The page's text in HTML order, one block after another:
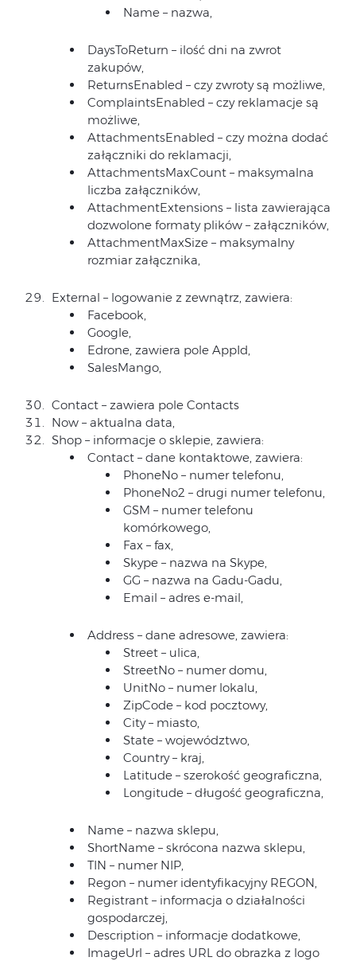
Name – nazwa,
DaysToReturn – ilość dni na zwrot
zakupów,
ReturnsEnabled – czy zwroty są możliwe,
ComplaintsEnabled – czy reklamacje są
możliwe,
AttachmentsEnabled – czy można dodać
załączniki do reklamacji,
AttachmentsMaxCount – maksymalna
liczba załączników,
AttachmentExtensions – lista zawierająca
dozwolone formaty plików – załączników,
AttachmentMaxSize – maksymalny
rozmiar załącznika,
External – logowanie z zewnątrz, zawiera:
Facebook,
Google,
Edrone, zawiera pole AppId,
SalesMango,
Contact – zawiera pole Contacts
Now – aktualna data,
Shop – informacje o sklepie, zawiera:
Contact – dane kontaktowe, zawiera:
PhoneNo – numer telefonu,
PhoneNo2 – drugi numer telefonu,
GSM – numer telefonu
komórkowego,
Fax – fax,
Skype – nazwa na Skype,
GG – nazwa na Gadu-Gadu,
Email – adres e-mail,
Address – dane adresowe, zawiera:
Street – ulica,
StreetNo – numer domu,
UnitNo – numer lokalu,
ZipCode – kod pocztowy,
City – miasto,
State – województwo,
Country – kraj,
Latitude – szerokość geograficzna,
Longitude – długość geograficzna,
Name – nazwa sklepu,
ShortName – skrócona nazwa sklepu,
TIN – numer NIP,
Regon – numer identyfikacyjny REGON,
Registrant – informacja o działalności
gospodarczej,
Description – informacje dodatkowe,
ImageUrl – adres URL do obrazka z logo